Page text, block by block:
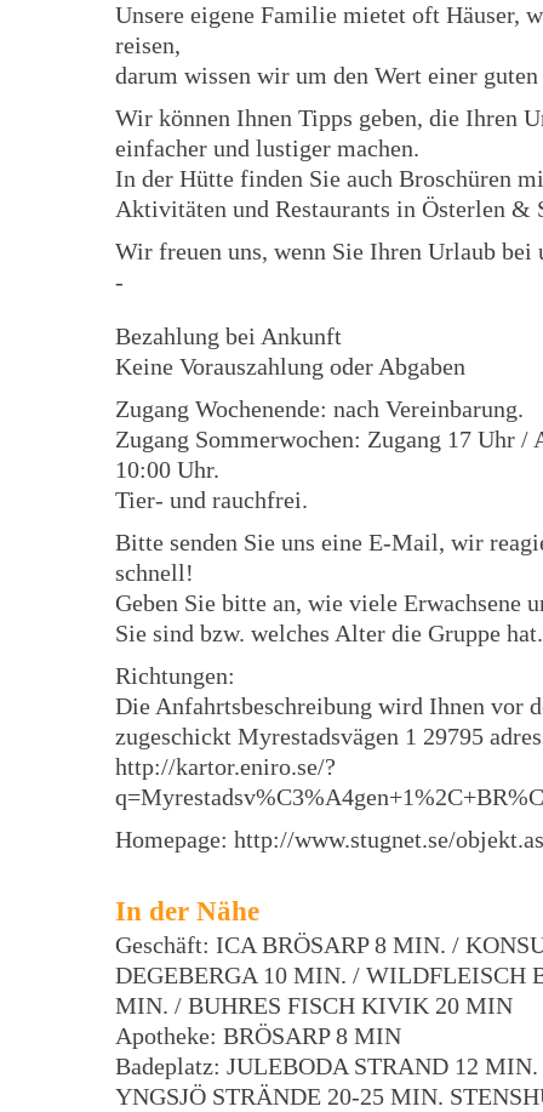
Unsere eigene Familie mietet oft Häuser,
reisen,
darum wissen wir um den Wert einer
Wir können Ihnen Tipps geben, die Ihren
einfacher und lustiger machen.
In der Hütte finden Sie auch Broschüren
Aktivitäten und Restaurants in Österlen &
Wir freuen uns, wenn Sie Ihren Urlaub bei
-
Bezahlung bei Ankunft
Keine Vorauszahlung oder Abgaben
Zugang Wochenende: nach Vereinbarung.
Zugang Sommerwochen: Zugang 17 Uhr /
10:00 Uhr.
Tier- und rauchfrei.
Bitte senden Sie uns eine E-Mail, wir
schnell!
Geben Sie bitte an, wie viele Erwachsene
Sie sind bzw. welches Alter die Gruppe hat.
Richtungen:
Die Anfahrtsbeschreibung wird Ihnen vor
zugeschickt Myrestadsvägen 1 29795
http://kartor.eniro.se/?
Homepage: http://www.stugnet.se/
In der Nähe
Geschäft: ICA BRÖSARP 8 MIN. /
DEGEBERGA 10 MIN. / WILDFLEISCH
MIN. / BUHRES FISCH KIVIK 20 MIN
Apotheke: BRÖSARP 8 MIN
Badeplatz: JULEBODA STRAND 12
YNGSJÖ STRÄNDE 20-25 MIN.